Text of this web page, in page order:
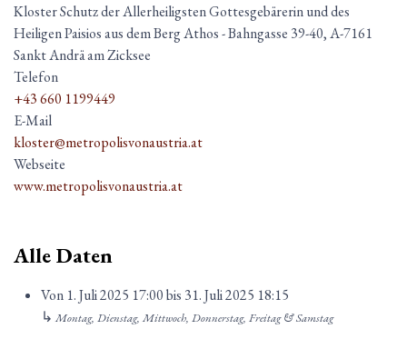
Kloster Schutz der Allerheiligsten Gottesgebärerin und des
Heiligen Paisios aus dem Berg Athos - Bahngasse 39-40, A-7161
Sankt Andrä am Zicksee
Telefon
+43 660 1199449
E-Mail
kloster@metropolisvonaustria.at
Webseite
www.metropolisvonaustria.at
Alle Daten
Von 1. Juli 2025 17:00bis 31. Juli 2025 18:15
↳Montag, Dienstag, Mittwoch, Donnerstag, Freitag & Samstag